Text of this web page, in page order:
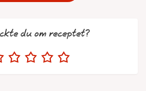
du om receptet?